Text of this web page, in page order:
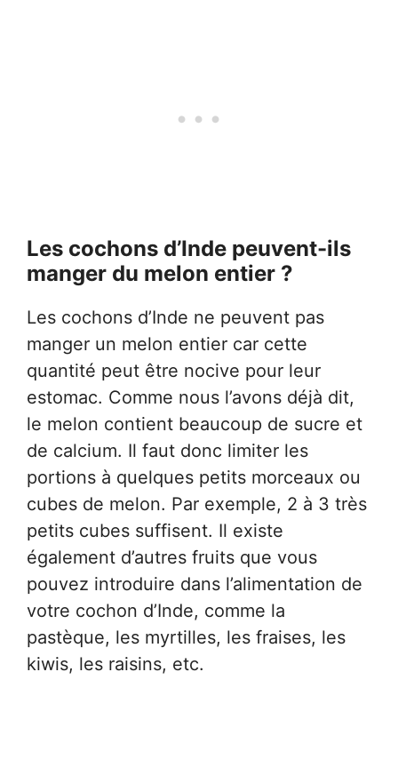
Les cochons d’Inde peuvent-ils
manger du melon entier ?
Les cochons d’Inde ne peuvent pas
manger un melon entier car cette
quantité peut être nocive pour leur
estomac. Comme nous l’avons déjà dit,
le melon contient beaucoup de sucre et
de calcium. Il faut donc limiter les
portions à quelques petits morceaux ou
cubes de melon. Par exemple, 2 à 3 très
petits cubes suffisent. Il existe
également d’autres fruits que vous
pouvez introduire dans l’alimentation de
votre cochon d’Inde, comme la
pastèque, les myrtilles, les fraises, les
kiwis, les raisins, etc.